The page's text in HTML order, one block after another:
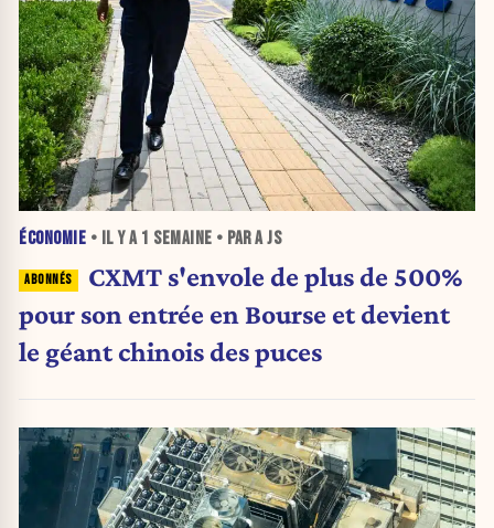
ÉCONOMIE • IL Y A 1 SEMAINE • PAR A JS
CXMT s'envole de plus de 500%
pour son entrée en Bourse et devient
le géant chinois des puces